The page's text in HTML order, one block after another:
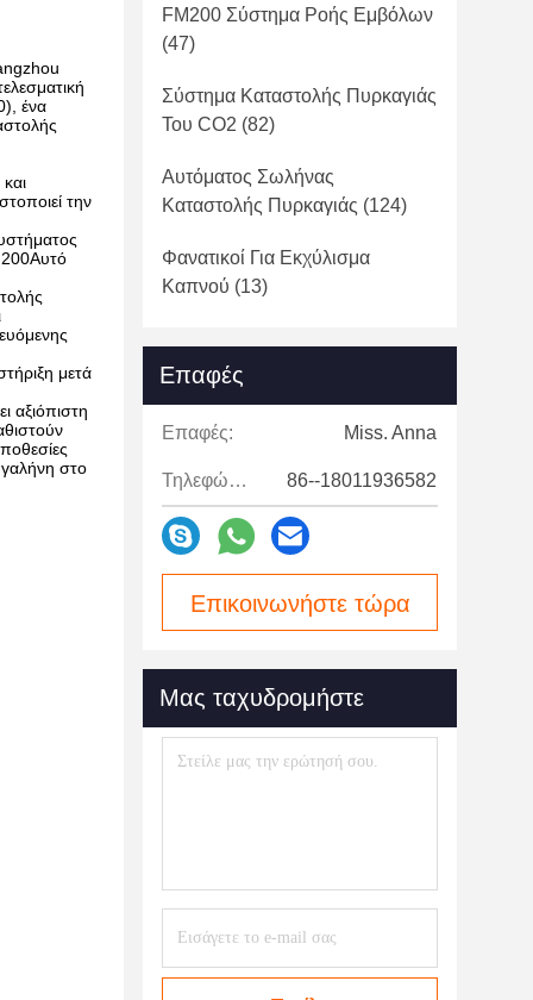
ένα
την
μετά
αξιόπιστη
στο
FM200 Σύστημα Ροής Εμβόλων
(47)
Σύστημα Καταστολής Πυρκαγιάς
Του CO2 (82)
Αυτόματος Σωλήνας
Καταστολής Πυρκαγιάς (124)
Φανατικοί Για Εκχύλισμα
Καπνού (13)
Επαφές
Επαφές: Miss. Anna
Τηλεφώνημα: 86--18011936582
Επικοινωνήστε τώρα
Μας ταχυδρομήστε